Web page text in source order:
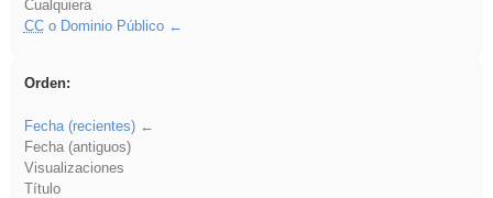
Cualquiera
CCo Dominio Público
Orden:
Fecha (recientes)
Fecha (antiguos)
Visualizaciones
Título